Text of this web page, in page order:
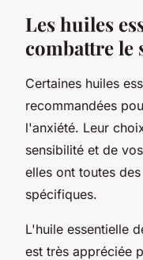
Les huiles
combattre le
Certaines huiles
recommandées
l'anxiété. Leur
sensibilité et de
elles ont toutes
spécifiques.
L'huile essentielle
est très appréciée